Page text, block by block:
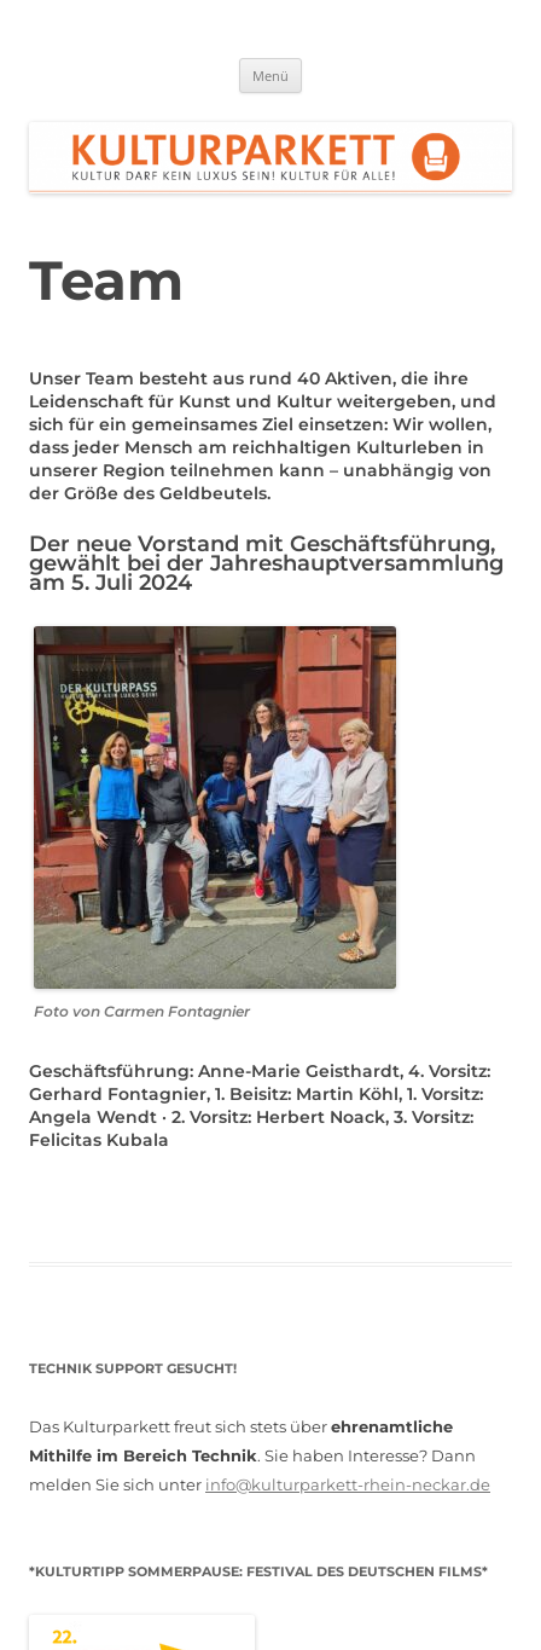
Menü
Team
Unser Team besteht aus rund 40 Aktiven, die ihre
Leidenschaft für Kunst und Kultur weitergeben, und
sich für ein gemeinsames Ziel einsetzen: Wir wollen,
dass jeder Mensch am reichhaltigen Kulturleben in
unserer Region teilnehmen kann – unabhängig von
der Größe des Geldbeutels.
Der neue Vorstand mit Geschäftsführung,
gewählt bei der Jahreshauptversammlung
am 5. Juli 2024
Foto von Carmen Fontagnier
Geschäftsführung: Anne-Marie Geisthardt, 4. Vorsitz:
Gerhard Fontagnier, 1. Beisitz: Martin Köhl, 1. Vorsitz:
Angela Wendt · 2. Vorsitz: Herbert Noack, 3. Vorsitz:
Felicitas Kubala
TECHNIK SUPPORT GESUCHT!
Das Kulturparkett freut sich stets überehrenamtliche
Mithilfe im Bereich Technik. Sie haben Interesse? Dann
melden Sie sich unter info@kulturparkett-rhein-neckar.de
*KULTURTIPP SOMMERPAUSE: FESTIVAL DES DEUTSCHEN FILMS*